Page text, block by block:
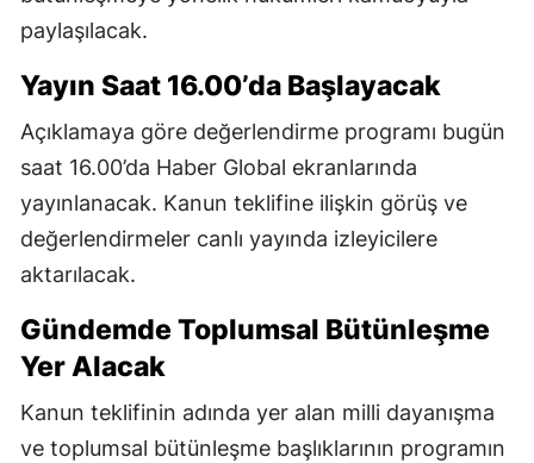
paylaşılacak.
Yayın Saat 16.00’da Başlayacak
Açıklamaya göre değerlendirme programı bugün
saat 16.00’da Haber Global ekranlarında
yayınlanacak. Kanun teklifine ilişkin görüş ve
değerlendirmeler canlı yayında izleyicilere
aktarılacak.
Gündemde Toplumsal Bütünleşme
Yer Alacak
Kanun teklifinin adında yer alan milli dayanışma
ve toplumsal bütünleşme başlıklarının programın